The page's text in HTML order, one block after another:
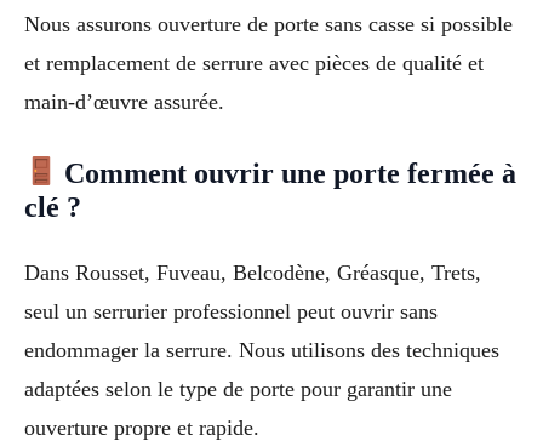
Nous assurons ouverture de porte sans casse si possible
et remplacement de serrure avec pièces de qualité et
main-d’œuvre assurée.
Comment ouvrir une porte fermée à
clé ?
Dans Rousset, Fuveau, Belcodène, Gréasque, Trets,
seul un serrurier professionnel peut ouvrir sans
endommager la serrure. Nous utilisons des techniques
adaptées selon le type de porte pour garantir une
ouverture propre et rapide.